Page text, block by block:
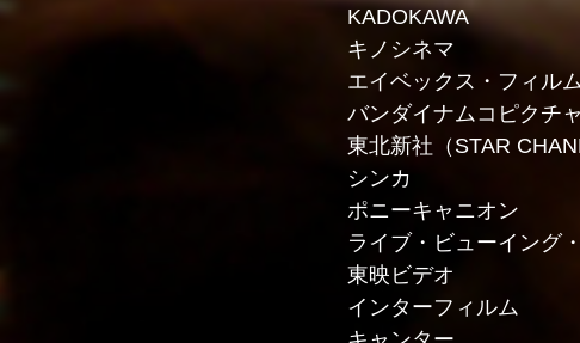
KADOKAWA
キノシネマ
エイベックス・フィル
バンダイナムコピクチ
東北新社（STAR
シンカ
ポニーキャニオン
ライブ・ビューイング
東映ビデオ
インターフィルム